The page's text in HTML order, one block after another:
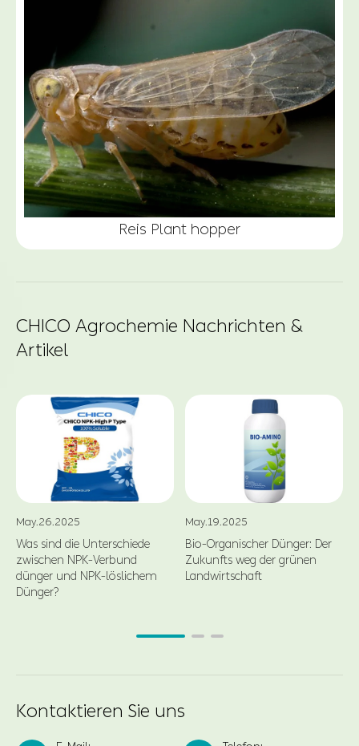
Reis Plant hopper
CHICO Agrochemie Nachrichten &
Artikel
May.26.2025
Was sind die Unterschiede
zwischen NPK-Verbund
dünger und NPK-löslichem
Dünger?
May.19.2025
Bio-Organischer Dünger: Der
Zukunfts weg der grünen
Landwirtschaft
Kontaktieren Sie uns